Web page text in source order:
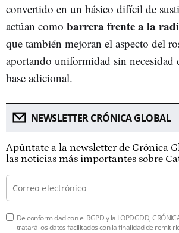
convertido en un básico difícil de
actúan como barrera frente a la
que también mejoran el aspecto del
aportando uniformidad sin necesidad
base adicional.
NEWSLETTER CRÓNICA GLOBAL
Apúntate a la newsletter de Crónica
las noticias más importantes sobre
De conformidad con el RGPD y la LOPDGDD,
tratará los datos facilitados con la finalidad de